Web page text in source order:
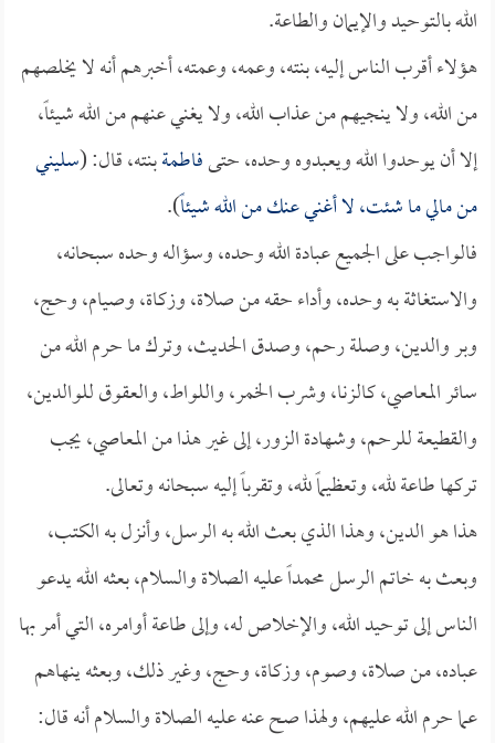
الله بالتوحيد والإيمان والطاعة.
هؤلاء أقرب الناس إليه، بنته، وعمه، وعمته، أخبرهم أنه لا يخلصهم
من الله، ولا ينجيهم من عذاب الله، ولا يغني عنهم من الله شيئاً،
إلا أن يوحدوا الله ويعبدوه وحده، حتىفاطمةبنته، قال: (سليني
من مالي ما شئت، لا أغني عنك من الله شيئاً).
فالواجب على الجميع عبادة الله وحده، وسؤاله وحده سبحانه،
والاستغاثة به وحده، وأداء حقه من صلاة، وزكاة، وصيام، وحج،
وبر والدين، وصلة رحم، وصدق الحديث، وترك ما حرم الله من
سائر المعاصي، كالزنا، وشرب الخمر، واللواط، والعقوق للوالدين،
والقطيعة للرحم، وشهادة الزور، إلى غير هذا من المعاصي، يجب
تركها طاعة لله، وتعظيماً لله، وتقرباً إليه سبحانه وتعالى.
هذا هو الدين، وهذا الذي بعث الله به الرسل، وأنزل به الكتب،
وبعث به خاتم الرسل محمداً عليه الصلاة والسلام، بعثه الله يدعو
الناس إلى توحيد الله، والإخلاص له، وإلى طاعة أوامره، التي أمر بها
عباده، من صلاة، وصوم، وزكاة، وحج، وغير ذلك، وبعثه ينهاهم
عما حرم الله عليهم، ولهذا صح عنه عليه الصلاة والسلام أنه قال: